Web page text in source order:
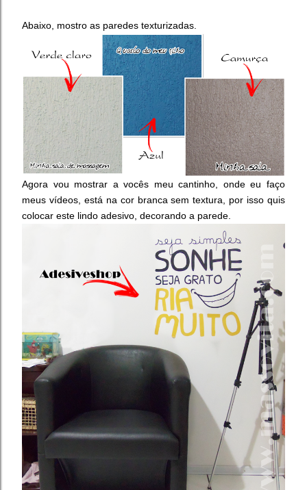
Abaixo, mostro as paredes texturizadas.
Agora vou mostrar a vocês meu cantinho, onde eu faço
meus vídeos, está na cor branca sem textura, por isso quis
colocar este lindo adesivo, decorando a parede.